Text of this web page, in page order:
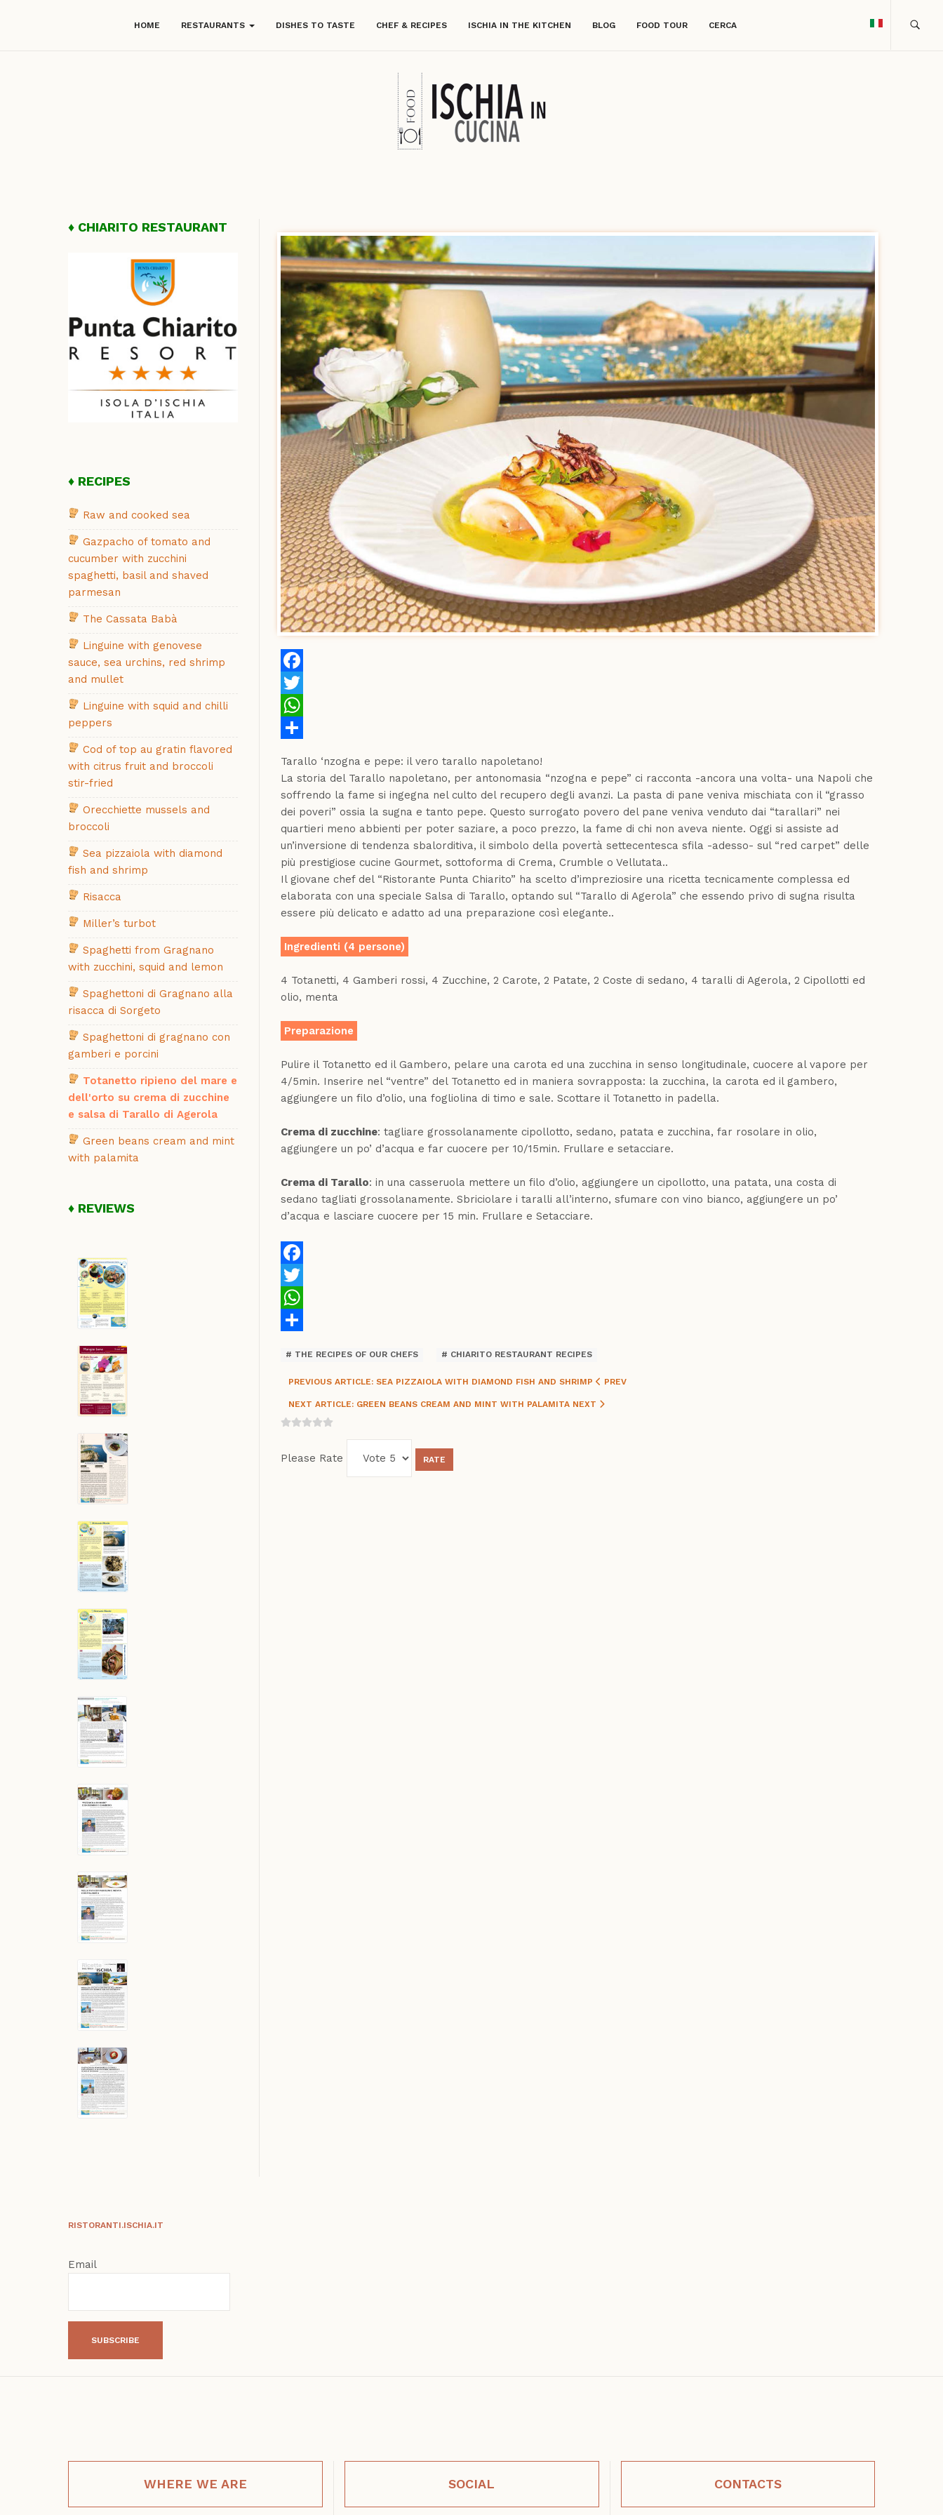
HOME RESTAURANTS DISHES TO TASTE CHEF & RECIPES ISCHIA IN THE KITCHEN BLOG FOOD TOUR CERCA
Facebook
Twitter
WhatsApp
Tarallo ‘nzogna e pepe: il vero tarallo napoletano!
La storia del Tarallo napoletano, per antonomasia “nzogna e pepe” ci racconta -ancora una volta- una Napoli che
soffrendo la fame si ingegna nel culto del recupero degli avanzi. La pasta di pane veniva mischiata con il “grasso
dei poveri” ossia la sugna e tanto pepe. Questo surrogato povero del pane veniva venduto dai “tarallari” nei
quartieri meno abbienti per poter saziare, a poco prezzo, la fame di chi non aveva niente. Oggi si assiste ad
un’inversione di tendenza sbalorditiva, il simbolo della povertà settecentesca sfila -adesso- sul “red carpet” delle
più prestigiose cucine Gourmet, sottoforma di Crema, Crumble o Vellutata..
Il giovane chef del “Ristorante Punta Chiarito” ha scelto d’impreziosire una ricetta tecnicamente complessa ed
elaborata con una speciale Salsa di Tarallo, optando sul “Tarallo di Agerola” che essendo privo di sugna risulta
essere più delicato e adatto ad una preparazione così elegante..
Ingredienti (4 persone)
4 Totanetti, 4 Gamberi rossi, 4 Zucchine, 2 Carote, 2 Patate, 2 Coste di sedano, 4 taralli di Agerola, 2 Cipollotti ed
olio, menta
Preparazione
Pulire il Totanetto ed il Gambero, pelare una carota ed una zucchina in senso longitudinale, cuocere al vapore per
4/5min. Inserire nel “ventre” del Totanetto ed in maniera sovrapposta: la zucchina, la carota ed il gambero,
aggiungere un filo d’olio, una fogliolina di timo e sale. Scottare il Totanetto in padella.
Crema di zucchine: tagliare grossolanamente cipollotto, sedano, patata e zucchina, far rosolare in olio,
aggiungere un po’ d’acqua e far cuocere per 10/15min. Frullare e setacciare.
Crema di Tarallo: in una casseruola mettere un filo d’olio, aggiungere un cipollotto, una patata, una costa di
sedano tagliati grossolanamente. Sbriciolare i taralli all’interno, sfumare con vino bianco, aggiungere un po’
d’acqua e lasciare cuocere per 15 min. Frullare e Setacciare.
Facebook
Twitter
WhatsApp
THE RECIPES OF OUR CHEFS CHIARITO RESTAURANT RECIPES
PREVIOUS ARTICLE: SEA PIZZAIOLA WITH DIAMOND FISH AND SHRIMP PREV
NEXT ARTICLE: GREEN BEANS CREAM AND MINT WITH PALAMITA NEXT
Please Rate
CHIARITO RESTAURANT
RECIPES
Raw and cooked sea
Gazpacho of tomato and
cucumber with zucchini
spaghetti, basil and shaved
parmesan
The Cassata Babà
Linguine with genovese
sauce, sea urchins, red shrimp
and mullet
Linguine with squid and chilli
peppers
Cod of top au gratin flavored
with citrus fruit and broccoli
stir-fried
Orecchiette mussels and
broccoli
Sea pizzaiola with diamond
fish and shrimp
Risacca
Miller’s turbot
Spaghetti from Gragnano
with zucchini, squid and lemon
Spaghettoni di Gragnano alla
risacca di Sorgeto
Spaghettoni di gragnano con
gamberi e porcini
Totanetto ripieno del mare e
dell'orto su crema di zucchine
e salsa di Tarallo di Agerola
Green beans cream and mint
with palamita
REVIEWS
RISTORANTI.ISCHIA.IT
Email
SUBSCRIBE
WHERE WE ARE SOCIAL CONTACTS